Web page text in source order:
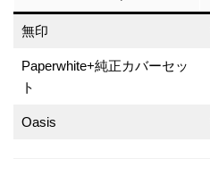
無印
Paperwhite+純正カバーセッ
ト
Oasis